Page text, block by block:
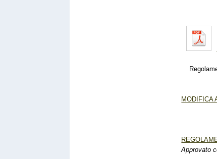
MODIFICA
Approvato